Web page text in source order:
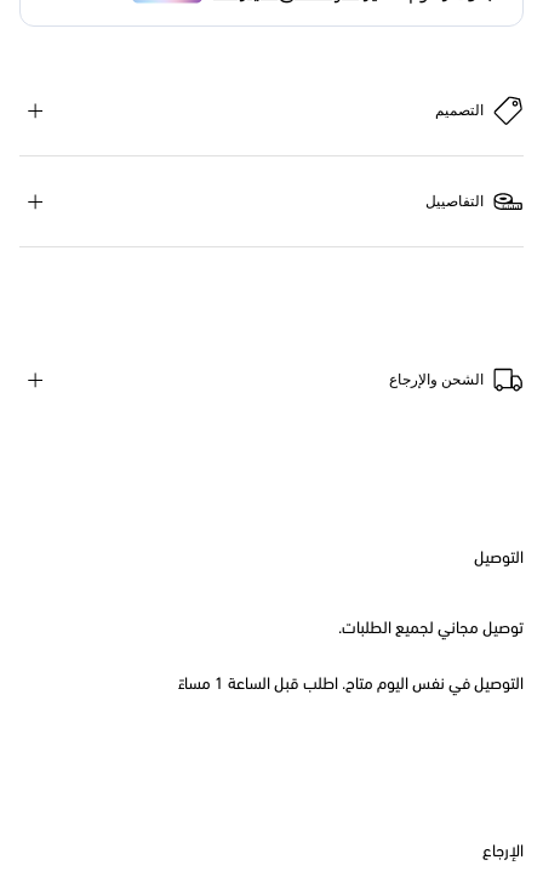
التصميم
التفاصييل
الشحن والإرجاع
التوصيل
توصيل مجاني لجميع الطلبات.
التوصيل في نفس اليوم متاح. اطلب قبل الساعة 1 مساءً
الإرجاع